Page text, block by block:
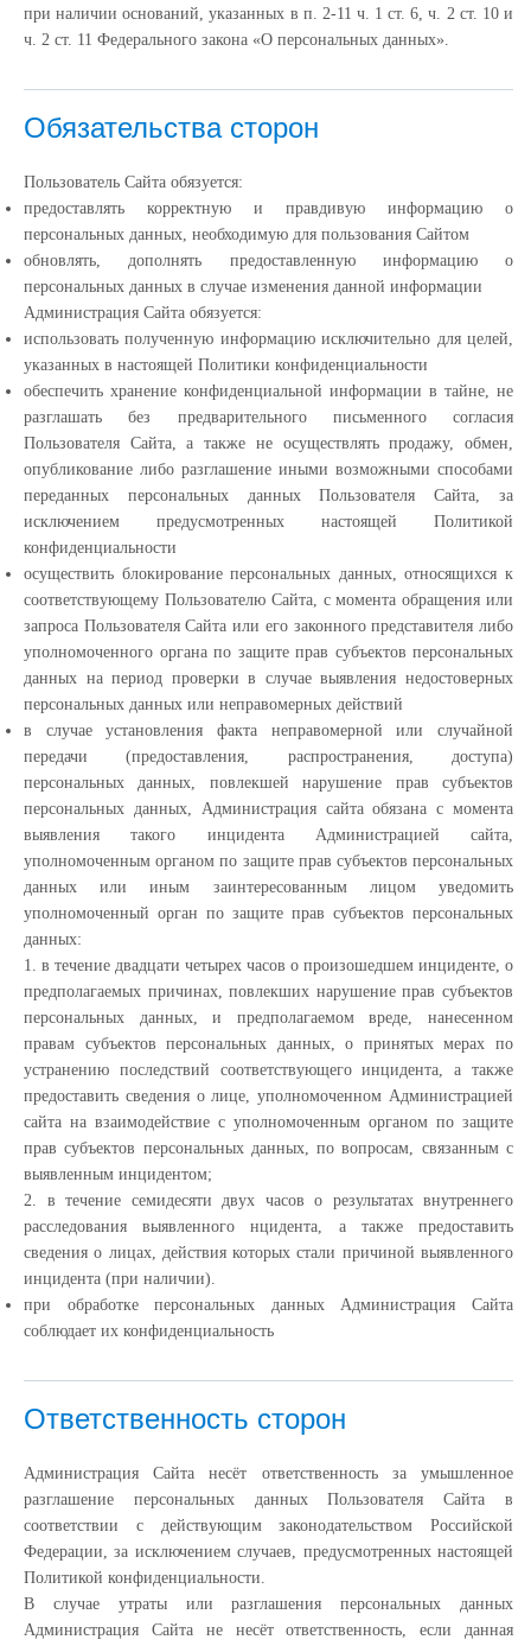
при наличии оснований, указанных в п. 2-11 ч. 1 ст. 6, ч. 2 ст. 10 и
ч. 2 ст. 11 Федерального закона «О персональных данных».
Обязательства сторон
Пользователь Сайта обязуется:
предоставлять корректную и правдивую информацию о
персональных данных, необходимую для пользования Сайтом
обновлять, дополнять предоставленную информацию о
персональных данных в случае изменения данной информации
Администрация Сайта обязуется:
использовать полученную информацию исключительно для целей,
указанных в настоящей Политики конфиденциальности
обеспечить хранение конфиденциальной информации в тайне, не
разглашать без предварительного письменного согласия
Пользователя Сайта, а также не осуществлять продажу, обмен,
опубликование либо разглашение иными возможными способами
переданных персональных данных Пользователя Сайта, за
исключением предусмотренных настоящей Политикой
конфиденциальности
осуществить блокирование персональных данных, относящихся к
соответствующему Пользователю Сайта, с момента обращения или
запроса Пользователя Сайта или его законного представителя либо
уполномоченного органа по защите прав субъектов персональных
данных на период проверки в случае выявления недостоверных
персональных данных или неправомерных действий
в случае установления факта неправомерной или случайной
передачи (предоставления, распространения, доступа)
персональных данных, повлекшей нарушение прав субъектов
персональных данных, Администрация сайта обязана с момента
выявления такого инцидента Администрацией сайта,
уполномоченным органом по защите прав субъектов персональных
данных или иным заинтересованным лицом уведомить
уполномоченный орган по защите прав субъектов персональных
данных:
1. в течение двадцати четырех часов о произошедшем инциденте, о
предполагаемых причинах, повлекших нарушение прав субъектов
персональных данных, и предполагаемом вреде, нанесенном
правам субъектов персональных данных, о принятых мерах по
устранению последствий соответствующего инцидента, а также
предоставить сведения о лице, уполномоченном Администрацией
сайта на взаимодействие с уполномоченным органом по защите
прав субъектов персональных данных, по вопросам, связанным с
выявленным инцидентом;
2. в течение семидесяти двух часов о результатах внутреннего
расследования выявленного нцидента, а также предоставить
сведения о лицах, действия которых стали причиной выявленного
инцидента (при наличии).
при обработке персональных данных Администрация Сайта
соблюдает их конфиденциальность
Ответственность сторон
Администрация Сайта несёт ответственность за умышленное
разглашение персональных данных Пользователя Сайта в
соответствии с действующим законодательством Российской
Федерации, за исключением случаев, предусмотренных настоящей
Политикой конфиденциальности.
В случае утраты или разглашения персональных данных
Администрация Сайта не несёт ответственность, если данная